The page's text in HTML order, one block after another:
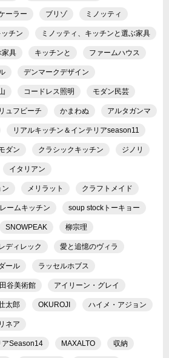
ーラー ブリゾ ミノッティ
チン ミノッティ、キッチンと選ぶ家具
家具 キッチンと ファームハウス
デンマークデザイン
コードレス照明 モダン民芸
ュフビーチ かまわぬ アルタガンマ
リアルキッチン＆インテリアseason11
ダン クラシックキッチン ジノリ
イタリアン
ン メリラット クラフトメイド
ームキッチン soup stockトーキョー
SNOWPEAK 柳宗理
ディレック 愛と追憶のヴィラ
ール ラッセルホブス
谷美術館 アイリーン・グレイ
太郎 OKUROJI ハイメ・アジョン
ネア
アSeason14 MAXALTO 収納